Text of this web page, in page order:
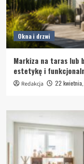
Okna i drzwi
Markiza na taras lub
estetykę i
Redakcja 22